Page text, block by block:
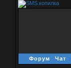
Форум Чат